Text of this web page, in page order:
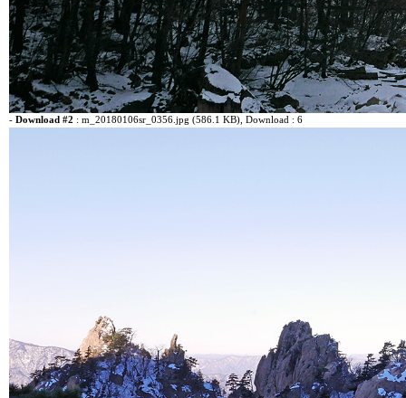
- Download #2 : m_20180106sr_0356.jpg (586.1 KB) , Download : 6